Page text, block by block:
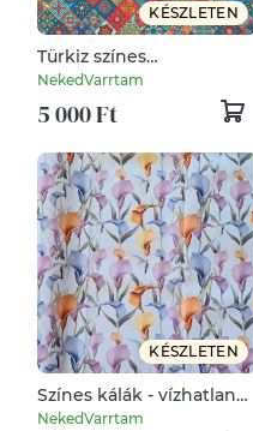
KÉSZLETEN
Türkiz színes
csempeminta - vízhatlan
NekedVarrtam
5 000 Ft
KÉSZLETEN
Színes kálák - vízhatlan
gyöngyvászon
NekedVarrtam